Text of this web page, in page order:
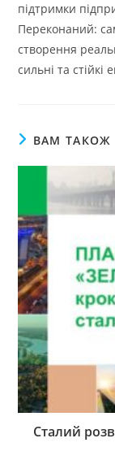
підтримки
Переконаний:
створення
сильні та стійкі
ВАМ
Сталий